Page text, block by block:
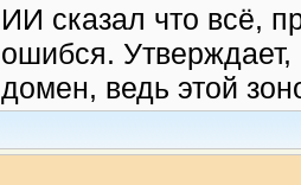
ИИ сказал что всё,
ошибся. Утверждает,
домен, ведь этой